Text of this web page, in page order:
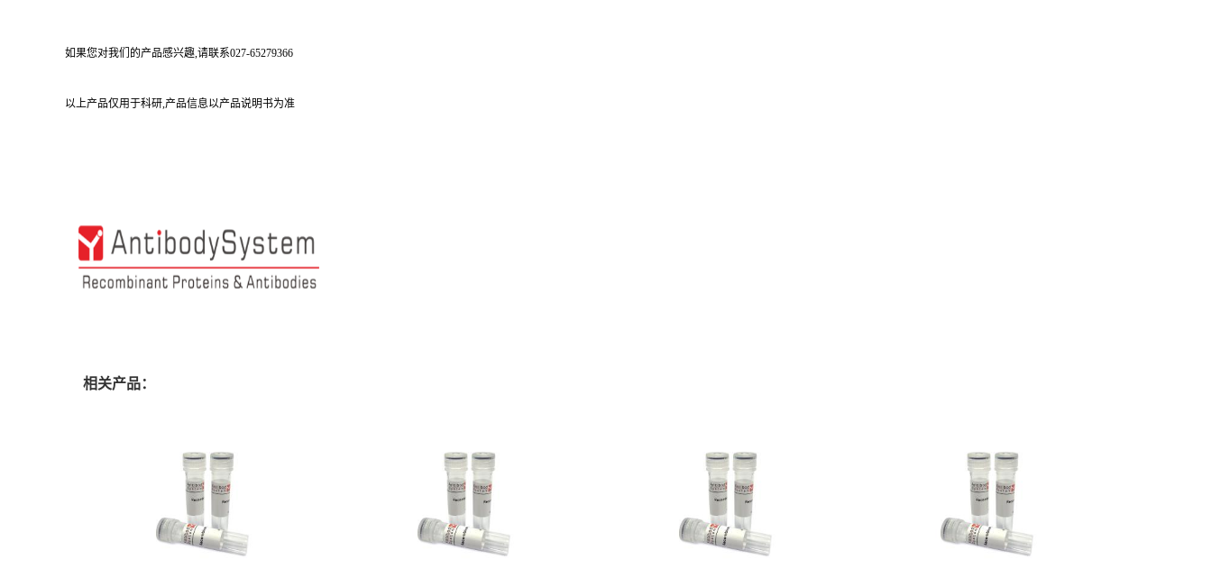
如果您对我们的产品感兴趣,请联系027-65279366
以上产品仅用于科研,产品信息以产品说明书为准
相关产品：